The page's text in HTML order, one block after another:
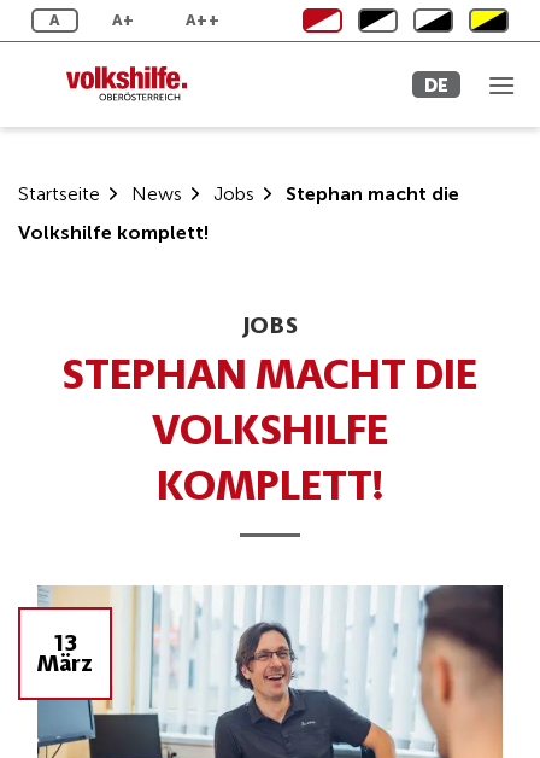
Zum
Inhalt
A A+ A++
DE
Startseite News Jobs
Stephan macht die
Volkshilfe komplett!
JOBS
STEPHAN MACHT DIE
VOLKSHILFE
KOMPLETT!
13
März